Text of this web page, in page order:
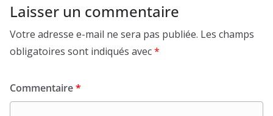
Laisser un commentaire
Votre adresse e-mail ne sera pas publiée. Les champs
obligatoires sont indiqués avec*
Commentaire*